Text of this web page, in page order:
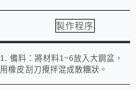
製作程序
1. 備料：將材料1~6放入大鋼盆，
用橡皮刮刀攪拌混成散糰狀。